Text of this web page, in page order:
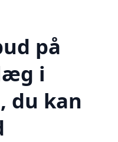
på
i
du kan